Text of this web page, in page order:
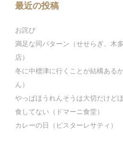
最近の投稿
お詫び
満足な同パターン（せせらぎ、木
店）
冬に中標津に行くことが結構ある
ん）
やっぱほうれんそうは大切だけど
食してない（ドマーニ食堂）
カレーの日（ビスターレサティ）